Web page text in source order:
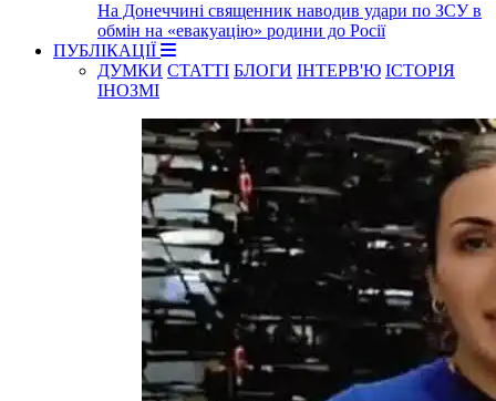
На Донеччині священник наводив удари по ЗСУ в
обмін на «евакуацію» родини до Росії
ПУБЛІКАЦІЇ
ДУМКИ СТАТТІ БЛОГИ ІНТЕРВ'Ю ІСТОРІЯ
ІНОЗМІ